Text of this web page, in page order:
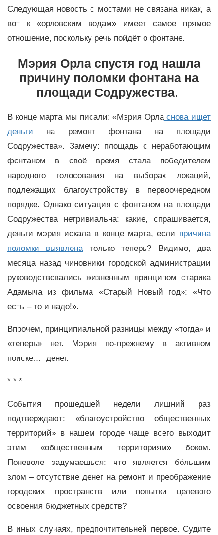
Следующая новость с мостами не связана никак, а
вот к «орловским водам» имеет самое прямое
отношение, поскольку речь пойдёт о фонтане.
Мэрия Орла спустя год нашла
причину поломки фонтана на
площади Содружества.
В конце марта мы писали: «Мэрия Орласнова ищет
деньги на ремонт фонтана на площади
Содружества». Замечу: площадь с неработающим
фонтаном в своё время стала победителем
народного голосования на выборах локаций,
подлежащих благоустройству в первоочередном
порядке. Однако ситуация с фонтаном на площади
Содружества нетривиальна: какие, спрашивается,
деньги мэрия искала в конце марта, если причина
поломки выявлена только теперь? Видимо, два
месяца назад чиновники городской администрации
руководствовались жизненным принципом старика
Адамыча из фильма «Старый Новый год»: «Что
есть – то и надо!».
Впрочем, принципиальной разницы между «тогда» и
«теперь» нет. Мэрия по-прежнему в активном
поиске… денег.
* * *
События прошедшей недели лишний раз
подтверждают: «благоустройство общественных
территорий» в нашем городе чаще всего выходит
этим «общественным территориям» боком.
Поневоле задумаешься: что является бо́льшим
злом – отсутствие денег на ремонт и преображение
городских пространств или попытки целевого
освоения бюджетных средств?
В иных случаях, предпочтительней первое. Судите